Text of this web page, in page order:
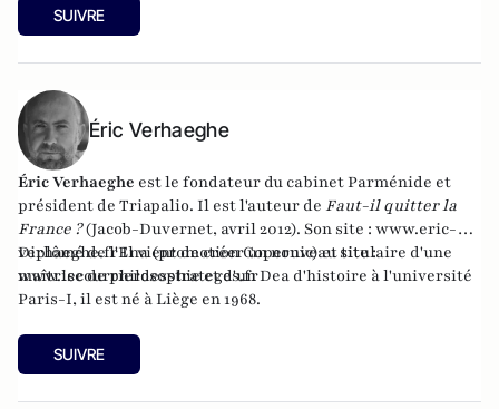
SUIVRE
Éric Verhaeghe
Éric Verhaeghe est le fondateur du cabinet Parménide et
président de Triapalio. Il est l'auteur de Faut-il quitter la
France ?(Jacob-Duvernet, avril 2012). Son site : www.eric-
verhaeghe.frIl vient de créer un nouveau site :
www.lecourrierdesstrateges.fr
Diplômé de l'Ena (promotion Copernic) et titulaire d'une
maîtrise de philosophie et d'un Dea d'histoire à l'université
Paris-I, il est né à Liège en 1968.
SUIVRE